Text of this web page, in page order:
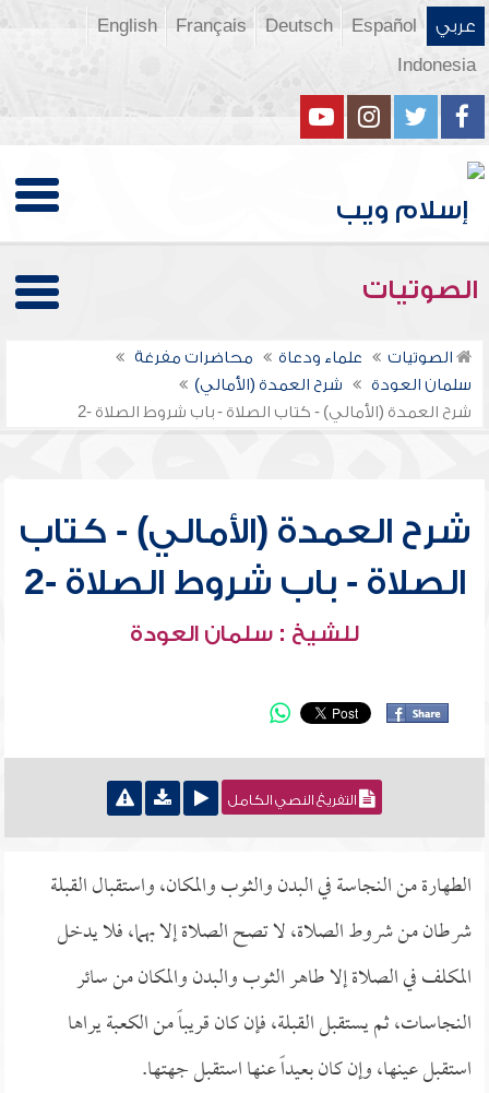
عربي Español
Deutsch
Français
English
Indonesia
الصوتيات
الصوتيات علماء ودعاة
محاضرات مفرغة
سلمان العودة
شرح العمدة (الأمالي)
شرح العمدة (الأمالي) - كتاب الصلاة - باب شروط الصلاة -2
شرح العمدة (الأمالي) - كتاب
الصلاة - باب شروط الصلاة -2
للشيخ : سلمان العودة
التفريغ النصي الكامل
الطهارة من النجاسة في البدن والثوب والمكان، واستقبال القبلة
شرطان من شروط الصلاة، لا تصح الصلاة إلا بهما، فلا يدخل
المكلف في الصلاة إلا طاهر الثوب والبدن والمكان من سائر
النجاسات، ثم يستقبل القبلة، فإن كان قريباً من الكعبة يراها
استقبل عينها، وإن كان بعيداً عنها استقبل جهتها.